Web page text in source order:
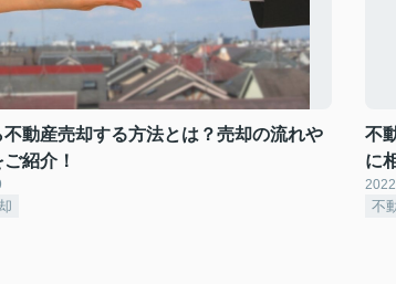
不動産売却する方法とは？売却の流れや
紹介！
不
に
不